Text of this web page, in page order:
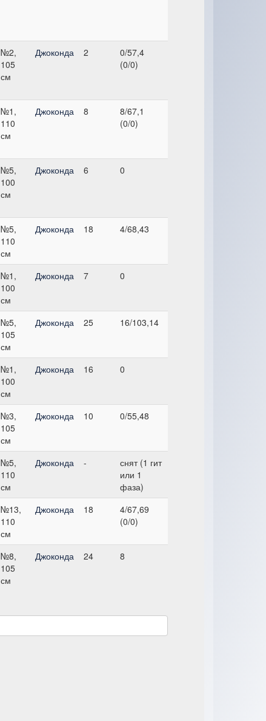
№2,
105
см
Джоконда 2
0/57,4
(0/0)
№1,
110
см
Джоконда 8
8/67,1
(0/0)
№5,
100
см
Джоконда 6 0
№5,
110
см
Джоконда 18 4/68,43
№1,
100
см
Джоконда 7 0
№5,
105
см
Джоконда 25 16/103,14
№1,
100
см
Джоконда 16 0
№3,
105
см
Джоконда 10 0/55,48
№5,
110
см
Джоконда -
снят (1 гит
или 1
фаза)
№13,
110
см
Джоконда 18
4/67,69
(0/0)
№8,
105
см
Джоконда 24 8